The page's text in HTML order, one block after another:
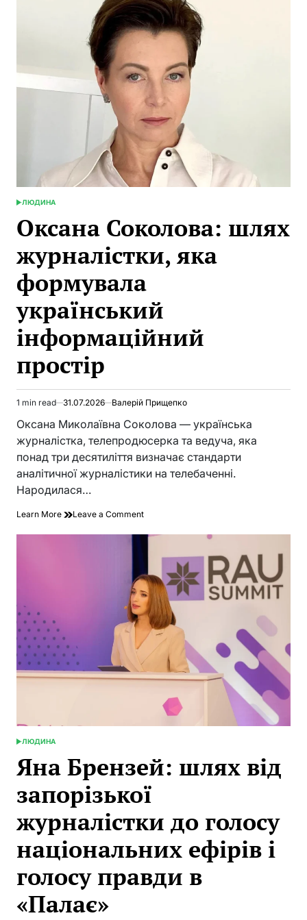
дочка
легенди,
яка
історію
POSTED
ЛЮДИНА
Оксана Соколова: шлях
журналістки, яка
формувала
український
інформаційний
простір
Estimated
read
time
1 min read 31.07.2026 Валерій Прищепко
Оксана Миколаївна Соколова — українська
журналістка, телепродюсерка та ведуча, яка
понад три десятиліття визначає стандарти
аналітичної журналістики на телебаченні.
Народилася…
Learn More Leave a Commenton
Соколова:
журналістки,
яка
формувала
український
інформаційний
простір
POSTED
ЛЮДИНА
Яна Брензей: шлях від
запорізької
журналістки до голосу
національних ефірів і
голосу правди в
«Палає»